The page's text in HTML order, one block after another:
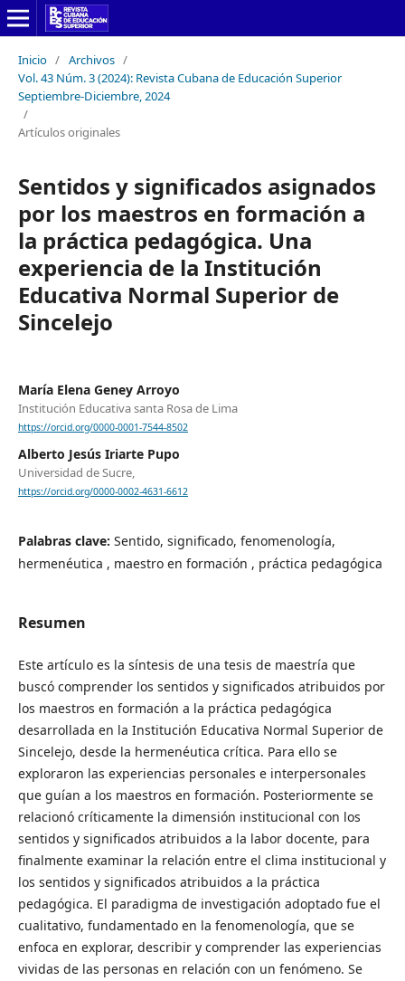
Inicio / Archivos /
Vol. 43 Núm. 3 (2024): Revista Cubana de Educación Superior
Septiembre-Diciembre, 2024
/
Artículos originales
Sentidos y significados asignados
por los maestros en formación a
la práctica pedagógica. Una
experiencia de la Institución
Educativa Normal Superior de
Sincelejo
María Elena Geney Arroyo
Institución Educativa santa Rosa de Lima
https://orcid.org/0000-0001-7544-8502
Alberto Jesús Iriarte Pupo
Universidad de Sucre,
https://orcid.org/0000-0002-4631-6612
Palabras clave: Sentido, significado, fenomenología,
hermenéutica , maestro en formación , práctica pedagógica
Resumen
Este artículo es la síntesis de una tesis de maestría que
buscó comprender los sentidos y significados atribuidos por
los maestros en formación a la práctica pedagógica
desarrollada en la Institución Educativa Normal Superior de
Sincelejo, desde la hermenéutica crítica. Para ello se
exploraron las experiencias personales e interpersonales
que guían a los maestros en formación. Posteriormente se
relacionó críticamente la dimensión institucional con los
sentidos y significados atribuidos a la labor docente, para
finalmente examinar la relación entre el clima institucional y
los sentidos y significados atribuidos a la práctica
pedagógica. El paradigma de investigación adoptado fue el
cualitativo, fundamentado en la fenomenología, que se
enfoca en explorar, describir y comprender las experiencias
vividas de las personas en relación con un fenómeno. Se